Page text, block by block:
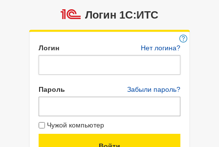
Логин 1C:ИТС
Логин Нет логина?
Пароль Забыли пароль?
Чужой компьютер